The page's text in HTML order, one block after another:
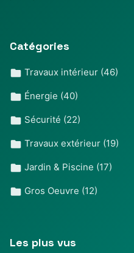
Catégories
Travaux intérieur (46)
Énergie (40)
Sécurité (22)
Travaux extérieur (19)
Jardin & Piscine (17)
Gros Oeuvre (12)
Les plus vus